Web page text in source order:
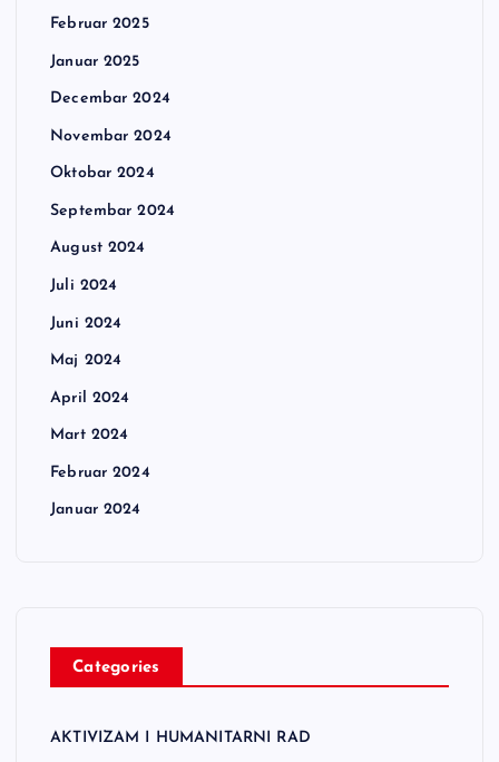
Februar 2025
Januar 2025
Decembar 2024
Novembar 2024
Oktobar 2024
Septembar 2024
August 2024
Juli 2024
Juni 2024
Maj 2024
April 2024
Mart 2024
Februar 2024
Januar 2024
Categories
AKTIVIZAM I HUMANITARNI RAD